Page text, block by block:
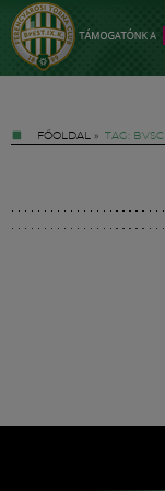
FŐOLDAL » TAG: BVSC
Hírek